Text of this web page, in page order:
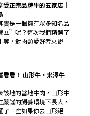
正宗品牌牛的五家店｜
實是一個擁有眾多知名品
區”呢？這次我們精選了
等，對肉類愛好者來說絕
看看！ 山形牛・米澤牛
該地的當地牛肉，山形牛
謹的飼養環境下長大，
了一些如果你去山形絕不